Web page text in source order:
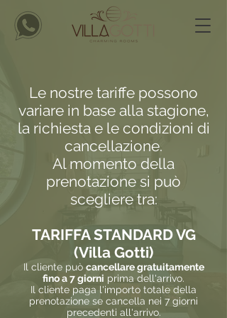
Le nostre tariffe possono
variare in base alla stagione,
la richiesta e le condizioni di
cancellazione.
Al momento della
prenotazione si può
scegliere tra:
TARIFFA STANDARD VG
(Villa Gotti)
Il cliente può cancellare gratuitamente
fino a 7 giorni prima dell'arrivo.
Il cliente paga l'importo totale della
prenotazione se cancella nei 7 giorni
precedenti all'arrivo.